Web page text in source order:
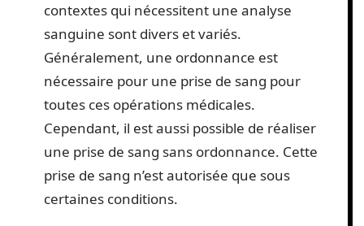
contextes qui nécessitent une analyse
sanguine sont divers et variés.
Généralement, une ordonnance est
nécessaire pour une prise de sang pour
toutes ces opérations médicales.
Cependant, il est aussi possible de réaliser
une prise de sang sans ordonnance. Cette
prise de sang n’est autorisée que sous
certaines conditions.